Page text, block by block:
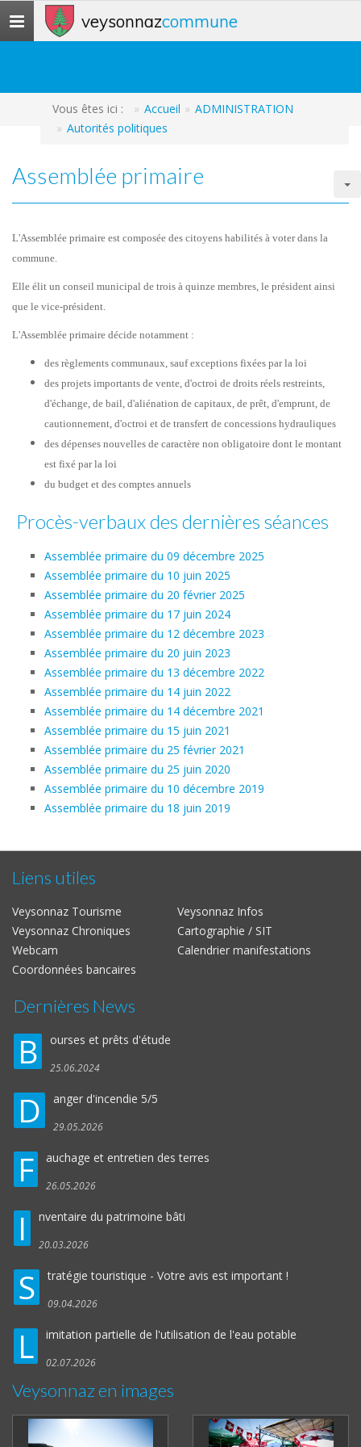
Toggle
navigation
veysonnazcommune
Vous êtes ici : Accueil
ADMINISTRATION
Autorités politiques
Assemblée primaire
L'Assemblée primaire est composée des citoyens habilités à voter dans la
commune.
Elle élit un conseil municipal de trois à quinze membres, le président ainsi
que le vice-président.
L'Assemblée primaire décide notamment :
des règlements communaux, sauf exceptions fixées par la loi
des projets importants de vente, d'octroi de droits réels restreints,
d'échange, de bail, d'aliénation de capitaux, de prêt, d'emprunt, de
cautionnement, d'octroi et de transfert de concessions hydrauliques
des dépenses nouvelles de caractère non obligatoire dont le montant
est fixé par la loi
du budget et des comptes annuels
Procès-verbaux des dernières séances
Assemblée primaire du 09 décembre 2025
Assemblée primaire du 10 juin 2025
Assemblée primaire du 20 février 2025
Assemblée primaire du 17 juin 2024
Assemblée primaire du 12 décembre 2023
Assemblée primaire du 20 juin 2023
Assemblée primaire du 13 décembre 2022
Assemblée primaire du 14 juin 2022
Assemblée primaire du 14 décembre 2021
Assemblée primaire du 15 juin 2021
Assemblée primaire du 25 février 2021
Assemblée primaire du 25 juin 2020
Assemblée primaire du 10 décembre 2019
Assemblée primaire du 18 juin 2019
Liens utiles
Veysonnaz Tourisme
Veysonnaz Infos
Veysonnaz Chroniques
Cartographie / SIT
Webcam
Calendrier manifestations
Coordonnées bancaires
Dernières News
B ourses et prêts d'étude
25.06.2024
D anger d'incendie 5/5
29.05.2026
F auchage et entretien des terres
26.05.2026
I nventaire du patrimoine bâti
20.03.2026
S tratégie touristique - Votre avis est important !
09.04.2026
L imitation partielle de l'utilisation de l'eau potable
02.07.2026
Veysonnaz en images